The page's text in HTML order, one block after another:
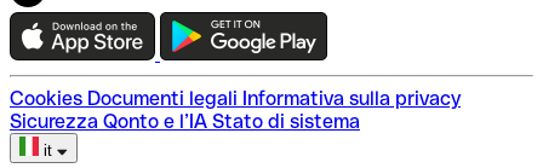
Cookies Documenti legali Informativa sulla privacy
Sicurezza Qonto e l’IA Stato di sistema
it